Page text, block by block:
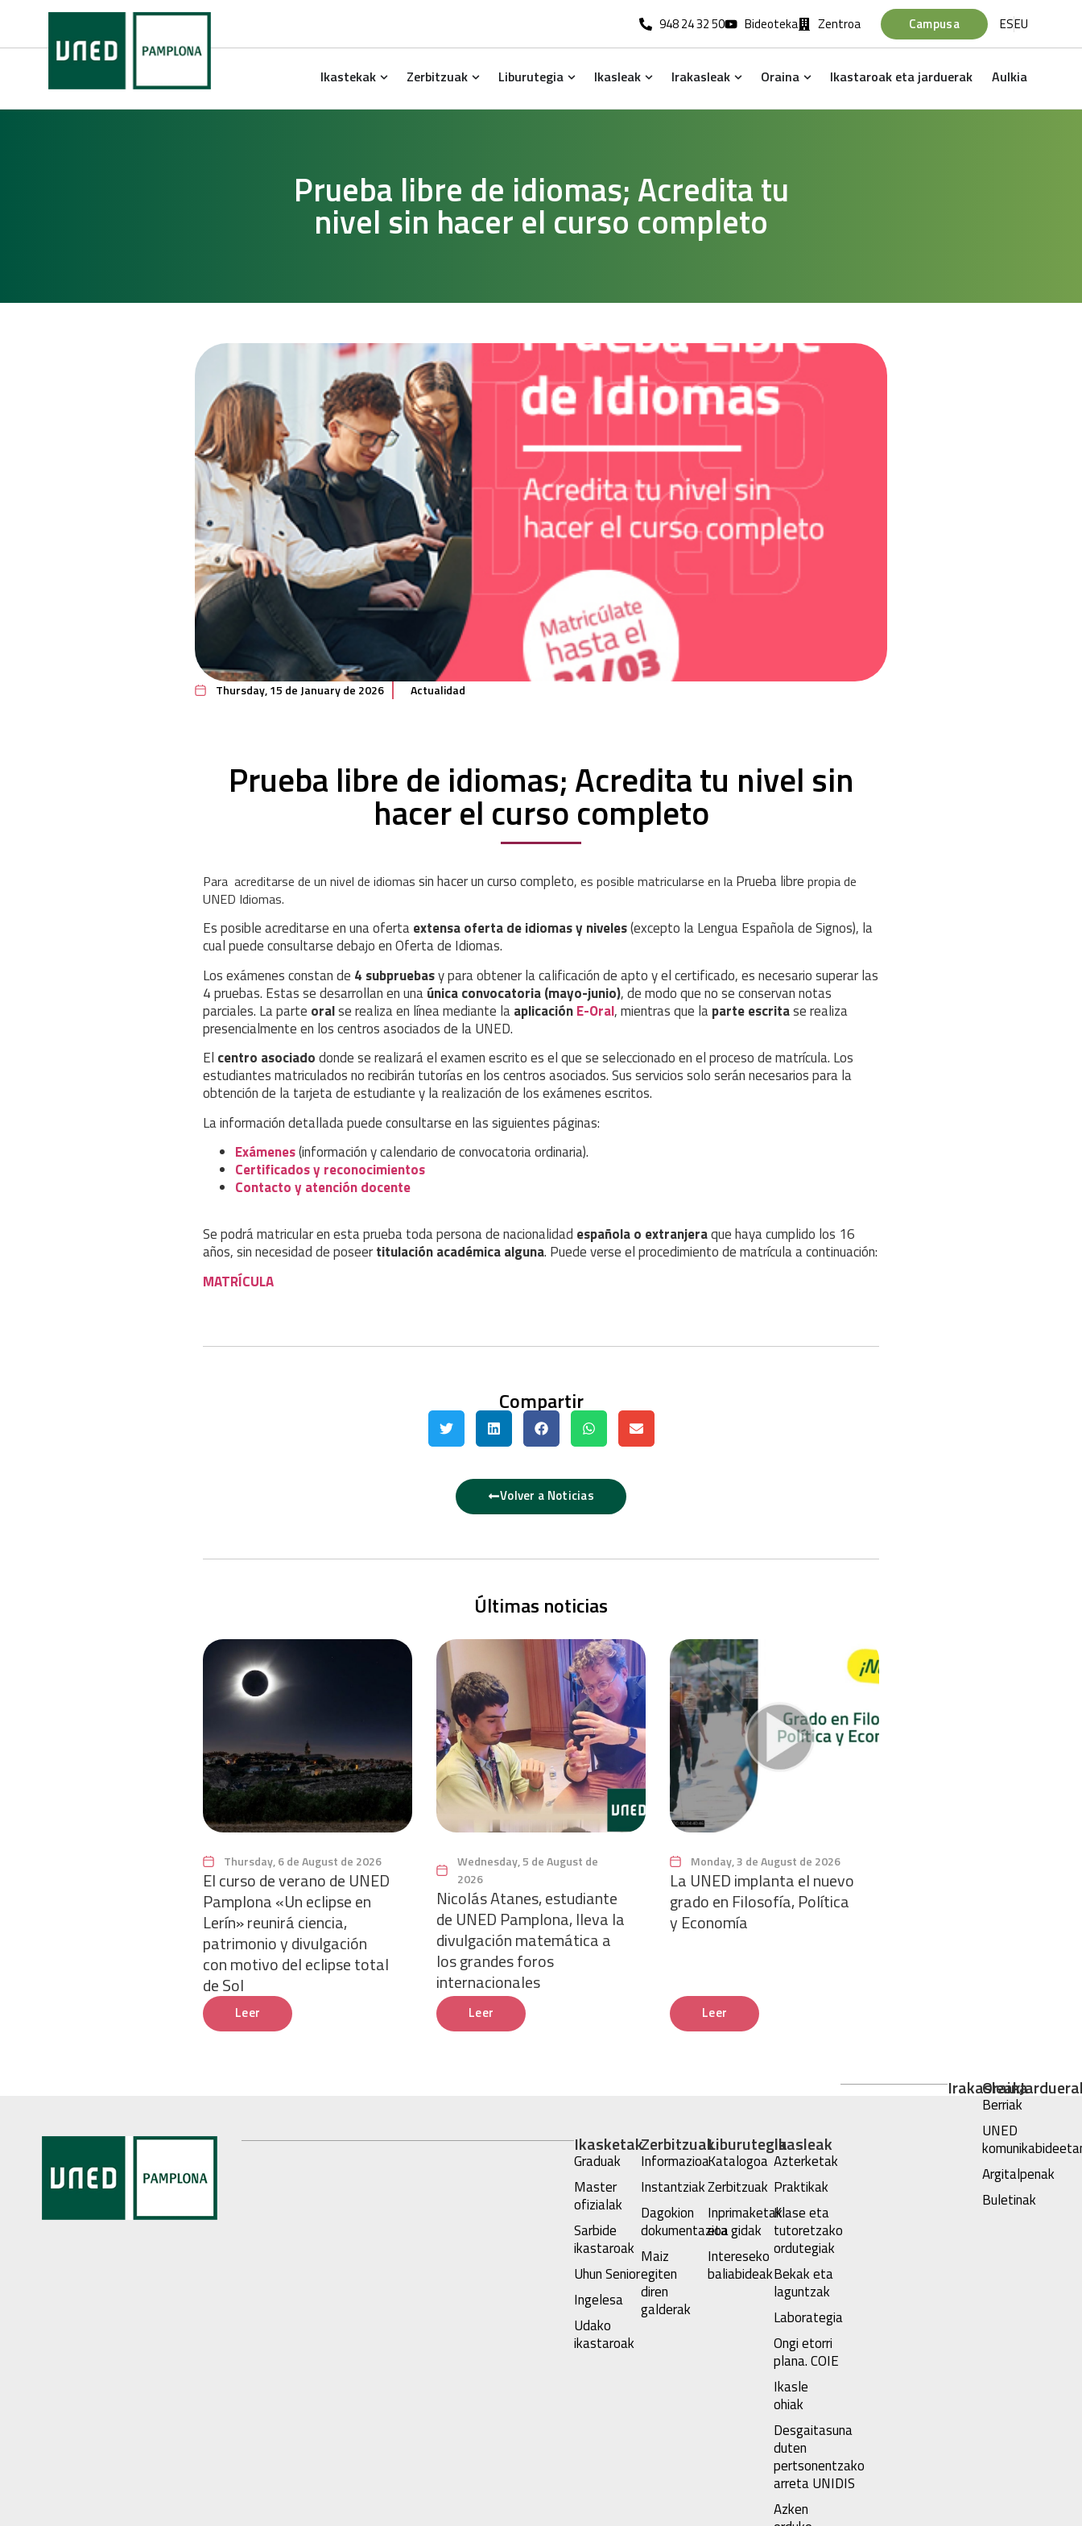
948 24 32 50 Bideoteka Zentroa Campusa ESEU
Ikastekak Open Ikastekak
Zerbitzuak Open Zerbitzuak
Liburutegia Open Liburutegia
Ikasleak Open Ikasleak
Irakasleak Open Irakasleak
Oraina Open Oraina
Ikastaroak eta jarduerak Aulkia
Prueba libre de idiomas; Acredita tu
nivel sin hacer el curso completo
Thursday, 15 de January de 2026 Actualidad
Prueba libre de idiomas; Acredita tu nivel sin
hacer el curso completo
Para acreditarse de un nivel de idiomas sin hacer un curso completo, es posible matricularse en la Prueba libre propia de
UNED Idiomas.
Es posible acreditarse en una ofertaextensa oferta de idiomas y niveles(excepto la Lengua Española de Signos), la
cual puede consultarse debajo en Oferta de Idiomas.
Los exámenes constan de 4 subpruebasy para obtener la calificación de apto y el certificado, es necesario superar las
4 pruebas. Estas se desarrollan en unaúnica convocatoria (mayo-junio), demodo que no se conservan notas
parciales. La parte oralse realiza en línea mediante laaplicaciónE-Oral, mientras que laparte escritase realiza
presencialmente en los centros asociados de la UNED.
El centro asociadodonde se realizará el examen escrito es el que se seleccionado en el proceso de matrícula. Los
estudiantes matriculados no recibirán tutorías en los centros asociados. Sus servicios solo serán necesarios para la
obtención de la tarjeta de estudiante y la realización de los exámenes escritos.
La información detallada puede consultarse en las siguientes páginas:
Exámenes(información y calendario de convocatoria ordinaria).
Certificados y reconocimientos
Contacto y atención docente
Se podrá matricular en esta prueba toda persona de nacionalidad española o extranjeraque haya cumplido los 16
años, sin necesidad de poseertitulación académica alguna. Puede verse el procedimiento de matrícula a continuación:
MATRÍCULA
Compartir
Volver a Noticias
Últimas noticias
Thursday, 6 de August de 2026
El curso de verano de UNED
Pamplona «Un eclipse en
Lerín» reunirá ciencia,
patrimonio y divulgación
con motivo del eclipse total
de Sol
Leer
Wednesday, 5 de August de
2026
Nicolás Atanes, estudiante
de UNED Pamplona, lleva la
divulgación matemática a
los grandes foros
internacionales
Leer
Monday, 3 de August de 2026
La UNED implanta el nuevo
grado en Filosofía, Política
y Economía
Leer
Ikasketak
Graduak
Master
ofizialak
Sarbide
ikastaroak
Uhun Senior
Ingelesa
Udako
ikastaroak
Zerbitzuak
Informazioa
Instantziak
Dagokion
dokumentazioa
Maiz
egiten
diren
galderak
Liburutegia
Katalogoa
Zerbitzuak
Inprimaketak
eta gidak
Intereseko
baliabideak
Ikasleak
Azterketak
Praktikak
Klase eta
tutoretzako
ordutegiak
Bekak eta
laguntzak
Laborategia
Ongi etorri
plana. COIE
Ikasle
ohiak
Desgaitasuna
duten
pertsonentzako
arreta UNIDIS
Azken
Irakasleak
Oraina
Berriak
UNED
Argitalpenak
Buletinak